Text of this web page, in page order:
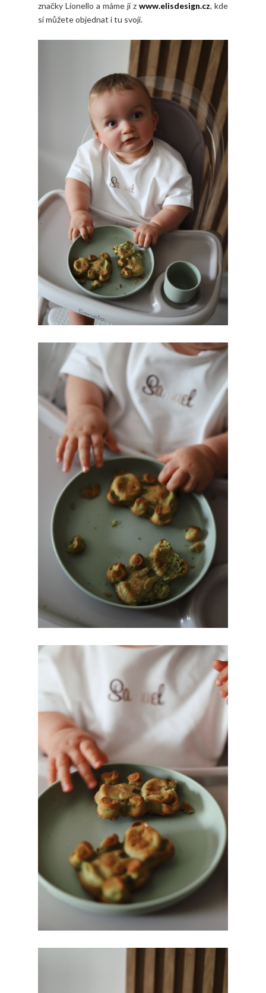
značky Lionello a máme ji z www.elisdesign.cz, kde
si můžete objednat i tu svoji.